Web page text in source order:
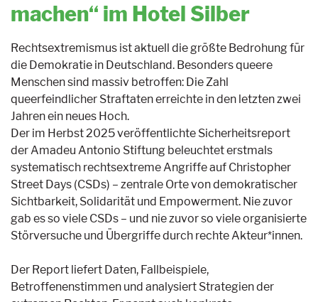
machen“ im Hotel Silber
Rechtsextremismus ist aktuell die größte Bedrohung für
die Demokratie in Deutschland. Besonders queere
Menschen sind massiv betroffen: Die Zahl
queerfeindlicher Straftaten erreichte in den letzten zwei
Jahren ein neues Hoch.
Der im Herbst 2025 veröffentlichte Sicherheitsreport
der Amadeu Antonio Stiftung beleuchtet erstmals
systematisch rechtsextreme Angriffe auf Christopher
Street Days (CSDs) – zentrale Orte von demokratischer
Sichtbarkeit, Solidarität und Empowerment. Nie zuvor
gab es so viele CSDs – und nie zuvor so viele organisierte
Störversuche und Übergriffe durch rechte Akteur*innen.
Der Report liefert Daten, Fallbeispiele,
Betroffenenstimmen und analysiert Strategien der